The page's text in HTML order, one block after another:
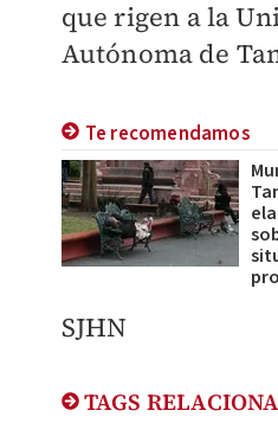
que rigen a la
Autónoma de
Te recomendamos
SJHN
TAGS